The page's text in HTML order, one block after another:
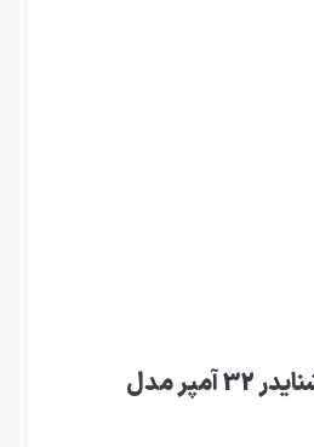
ابعاد کلید حرارتی اشنایدر 32 آمپر مدل